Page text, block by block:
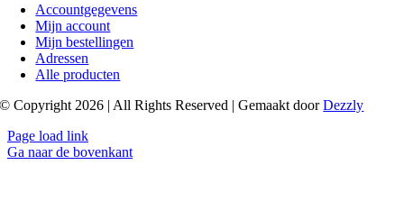
Accountgegevens
Mijn account
Mijn bestellingen
Adressen
Alle producten
© Copyright 2026 | All Rights Reserved | Gemaakt doorDezzly
Page load link
Ga naar de bovenkant